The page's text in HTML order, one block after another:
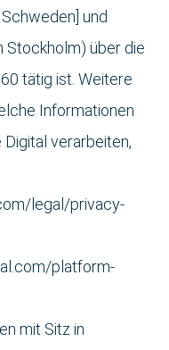
und
Stockholm) über die
tätig ist. Weitere
Informationen
verarbeiten,
legal/privacy-
platform-
mit Sitz in